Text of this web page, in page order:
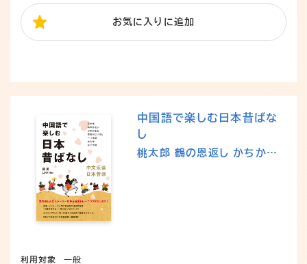
お気に入り に追加
中国語で楽しむ日本昔ばな
し
桃太郎 鶴の恩返し かちかち
利用対象
一般